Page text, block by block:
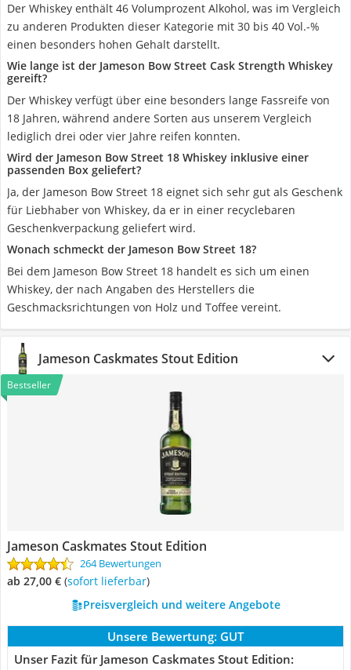
Der Whiskey enthält 46 Volumprozent Alkohol, was im Vergleich
zu anderen Produkten dieser Kategorie mit 30 bis 40 Vol.-%
einen besonders hohen Gehalt darstellt.
Wie lange ist der Jameson Bow Street Cask Strength Whiskey
gereift?
Der Whiskey verfügt über eine besonders lange Fassreife von
18 Jahren, während andere Sorten aus unserem Vergleich
lediglich drei oder vier Jahre reifen konnten.
Wird der Jameson Bow Street 18 Whiskey inklusive einer
passenden Box geliefert?
Ja, der Jameson Bow Street 18 eignet sich sehr gut als Geschenk
für Liebhaber von Whiskey, da er in einer recyclebaren
Geschenkverpackung geliefert wird.
Wonach schmeckt der Jameson Bow Street 18?
Bei dem Jameson Bow Street 18 handelt es sich um einen
Whiskey, der nach Angaben des Herstellers die
Geschmacksrichtungen von Holz und Toffee vereint.
Jameson Caskmates Stout Edition
Bestseller
Jameson Caskmates Stout Edition
264 Bewertungen
ab 27,00 € ( Sofort lieferbar)
Preisvergleich und weitere Angebote
Unsere Bewertung: GUT
Unser Fazit für Jameson Caskmates Stout Edition: